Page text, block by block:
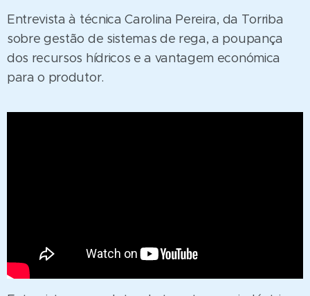
Entrevista à técnica Carolina Pereira, da Torriba
sobre gestão de sistemas de rega, a poupança
dos recursos hídricos e a vantagem económica
para o produtor.